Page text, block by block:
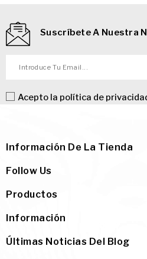
Suscríbete A Nuestra
Acepto la política de
Información De La Tienda
Follow Us
Productos
Información
Últimas Noticias Del Blog